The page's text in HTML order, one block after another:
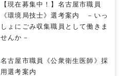
【現在募集中！】名古屋市職員
《環境局技士》選考案内 －いっ
しょにごみ収集職員として働きま
せんか－
名古屋市職員《公衆衛生医師》採
用選考案内